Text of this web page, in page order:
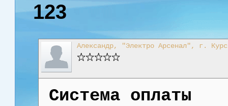
123
Александр, "Электро Арсенал", г.
Система оплаты